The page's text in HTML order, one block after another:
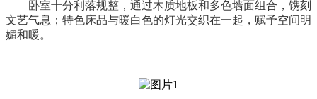
卧室十分利落规整， 通过木质地板和多色墙面组合 ，镌刻
文艺气息； 特色床品与暖白色的灯光交织在一起，赋予空间明
媚和暖。